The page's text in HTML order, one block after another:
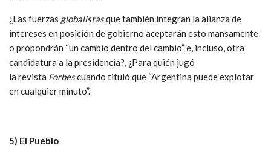
¿Las fuerzas globalistasque también integran la alianza de
intereses en posición de gobierno aceptarán esto mansamente
o propondrán “un cambio dentro del cambio” e, incluso, otra
candidatura a la presidencia?, ¿Para quién jugó
la revista Forbescuando tituló que “Argentina puede explotar
en cualquier minuto”.
5) El Pueblo